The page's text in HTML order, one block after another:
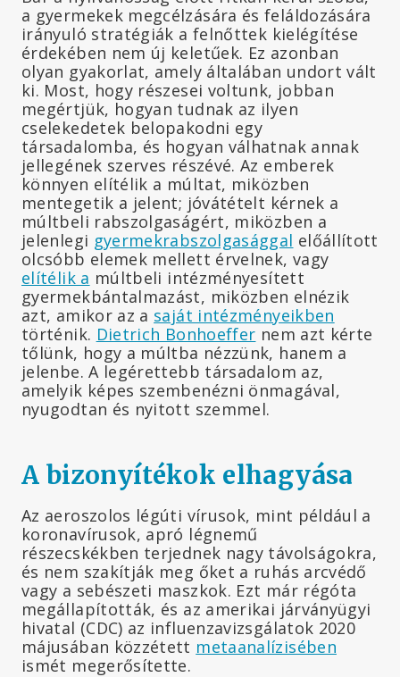
a gyermekek megcélzására és feláldozására
irányuló stratégiák a felnőttek kielégítése
érdekében nem új keletűek. Ez azonban
olyan gyakorlat, amely általában undort vált
ki. Most, hogy részesei voltunk, jobban
megértjük, hogyan tudnak az ilyen
cselekedetek belopakodni egy
társadalomba, és hogyan válhatnak annak
jellegének szerves részévé. Az emberek
könnyen elítélik a múltat, miközben
mentegetik a jelent; jóvátételt kérnek a
múltbeli rabszolgaságért, miközben a
jelenlegi gyermekrabszolgasággal előállított
olcsóbb elemek mellett érvelnek, vagy
elítélik a múltbeli intézményesített
gyermekbántalmazást, miközben elnézik
azt, amikor az a saját intézményeikben
történik. Dietrich Bonhoeffer nem azt kérte
tőlünk, hogy a múltba nézzünk, hanem a
jelenbe. A legérettebb társadalom az,
amelyik képes szembenézni önmagával,
nyugodtan és nyitott szemmel.
A bizonyítékok elhagyása
Az aeroszolos légúti vírusok, mint például a
koronavírusok, apró légnemű
részecskékben terjednek nagy távolságokra,
és nem szakítják meg őket a ruhás arcvédő
vagy a sebészeti maszkok. Ezt már régóta
megállapították, és az amerikai járványügyi
hivatal (CDC) az influenzavizsgálatok 2020
májusában közzétett metaanalízisében
ismét megerősítette.